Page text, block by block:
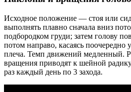
Исходное положение — стоя или
выполнять плавно сначала вниз
подбородком груди; затем голову
потом направо, касаясь поочередно
плеча. Темп движений медленный.
вращения приводят к шейной
раз каждый день по 3 захода.